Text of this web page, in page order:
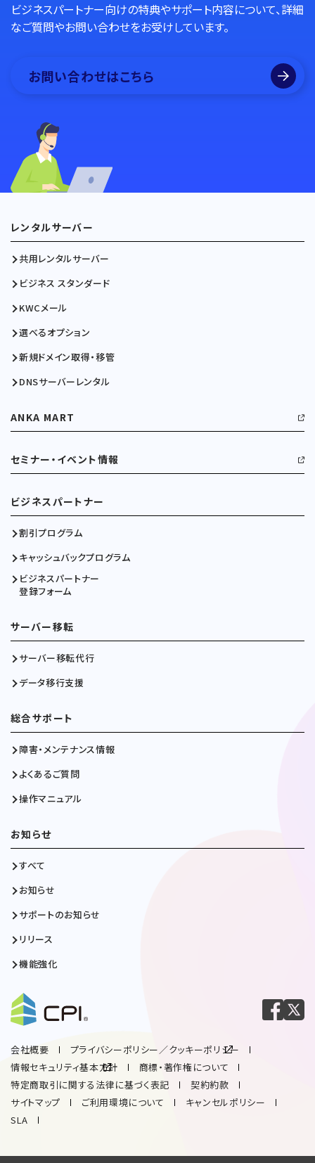
ビジネスパートナー向けの特典やサポート内容について、詳細
なご質問やお問い合わせをお受けしています。
お問い合わせはこちら
レンタルサーバー
共用レンタルサーバー
ビジネス スタンダード
KWCメール
選べるオプション
新規ドメイン取得・移管
DNSサーバーレンタル
ANKA MART
セミナー・イベント情報
ビジネスパートナー
割引プログラム
キャッシュバックプログラム
ビジネスパートナー
登録フォーム
サーバー移転
サーバー移転代行
データ移行支援
総合サポート
障害・メンテナンス情報
よくあるご質問
操作マニュアル
お知らせ
すべて
お知らせ
サポートのお知らせ
リリース
機能強化
会社概要
プライバシーポリシー／クッキーポリシー
情報セキュリティ基本方針
商標・著作権について
特定商取引に関する法律に基づく表記
契約約款
サイトマップ
ご利用環境について
キャンセルポリシー
SLA